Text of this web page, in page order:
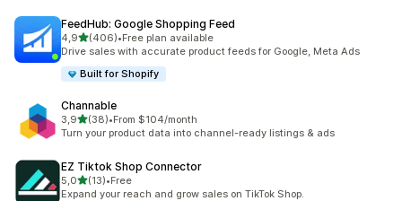
FeedHub: Google Shopping Feed
4,9z 5 hvězd
(406)
Celkový počet recenzí: 406
•Free plan available
Drive sales with accurate product feeds for Google, Meta Ads
Built for Shopify
Channable
3,9z 5 hvězd
(38)
Celkový počet recenzí: 38
•From $104/month
Turn your product data into channel-ready listings & ads
EZ Tiktok Shop Connector
5,0z 5 hvězd
(13)
Celkový počet recenzí: 13
•Free
Expand your reach and grow sales on TikTok Shop.